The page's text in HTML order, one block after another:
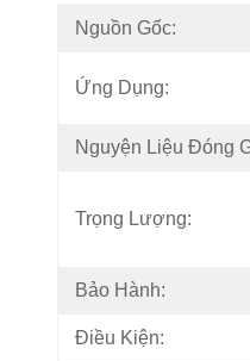
Nguồn Gốc:
Ứng Dụng:
Nguyện Liệu Đóng
Trọng Lượng:
Bảo Hành:
Điều Kiện: